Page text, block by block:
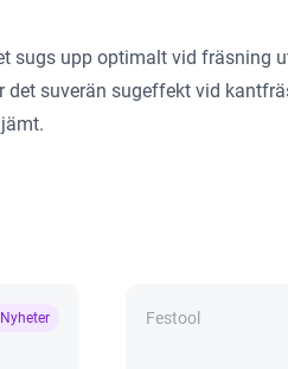
sugs upp optimalt vid fräsning
det suverän sugeffekt vid
Nyheter Festool